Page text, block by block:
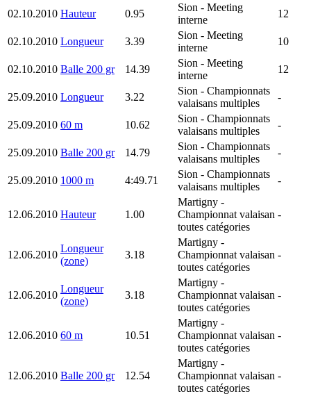
02.10.2010 Hauteur 0.95
Sion - Meeting
interne
12
02.10.2010 Longueur 3.39
Sion - Meeting
interne
10
02.10.2010 Balle 200 gr 14.39
Sion - Meeting
interne
12
25.09.2010 Longueur 3.22
Sion - Championnats
valaisans multiples
-
25.09.2010 60 m 10.62
Sion - Championnats
valaisans multiples
-
25.09.2010 Balle 200 gr 14.79
Sion - Championnats
valaisans multiples
-
25.09.2010 1000 m 4:49.71
Sion - Championnats
valaisans multiples
-
12.06.2010 Hauteur 1.00
Martigny -
Championnat valaisan
toutes catégories
-
12.06.2010
Longueur
(zone)
3.18
Martigny -
Championnat valaisan
toutes catégories
-
12.06.2010
Longueur
(zone)
3.18
Martigny -
Championnat valaisan
toutes catégories
-
12.06.2010 60 m 10.51
Martigny -
Championnat valaisan
toutes catégories
-
12.06.2010 Balle 200 gr 12.54
Martigny -
Championnat valaisan
toutes catégories
-